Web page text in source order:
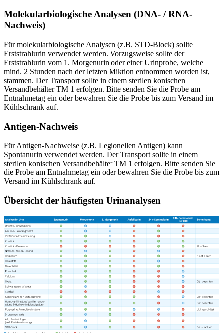
Molekularbiologische Analysen (DNA- / RNA-
Nachweis)
Für molekularbiologische Analysen (z.B. STD-Block) sollte
Erststrahlurin verwendet werden. Vorzugsweise sollte der
Erststrahlurin vom 1. Morgenurin oder einer Urinprobe, welche
mind. 2 Stunden nach der letzten Miktion entnommen worden ist,
stammen. Der Transport sollte in einem sterilen konischen
Versandbehälter TM 1 erfolgen. Bitte senden Sie die Probe am
Entnahmetag ein oder bewahren Sie die Probe bis zum Versand im
Kühlschrank auf.
Antigen-Nachweis
Für Antigen-Nachweise (z.B. Legionellen Antigen) kann
Spontanurin verwendet werden. Der Transport sollte in einem
sterilen konischen Versandbehälter TM 1 erfolgen. Bitte senden Sie
die Probe am Entnahmetag ein oder bewahren Sie die Probe bis zum
Versand im Kühlschrank auf.
Übersicht der häufigsten Urinanalysen